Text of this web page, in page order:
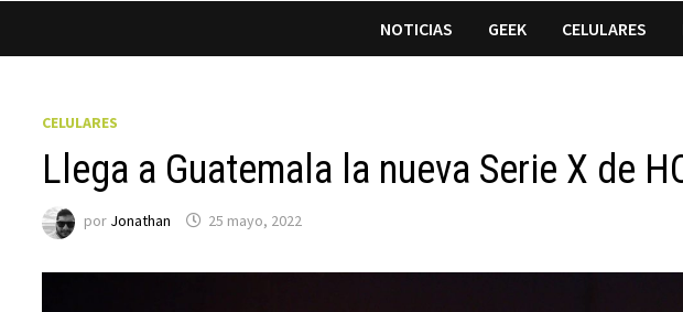
NOTICIAS GEEK CELULARES
CELULARES
Llega a Guatemala la nueva Serie X de
por Jonathan 25 mayo, 2022